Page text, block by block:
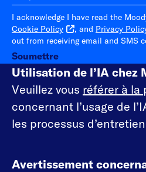
I acknowledge I have read the
Cookie Policy
, and Privacy
out from receiving email and SMS
Soumettre
Utilisation de l’IA chez
Veuillez vous référer à la
concernant l’usage de
les processus
Avertissement